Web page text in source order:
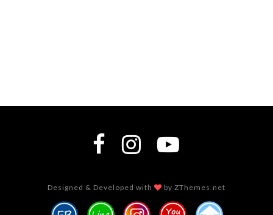
Designed & Developed with by ZThemes.net